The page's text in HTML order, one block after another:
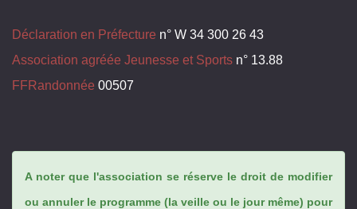
Déclaration en Préfecture n° W 34 300 26 43
Association agréée Jeunesse et Sports n° 13.88
FFRandonnée 00507
A noter que l'association se réserve le droit de modifier
ou annuler le programme (la veille ou le jour même) pour